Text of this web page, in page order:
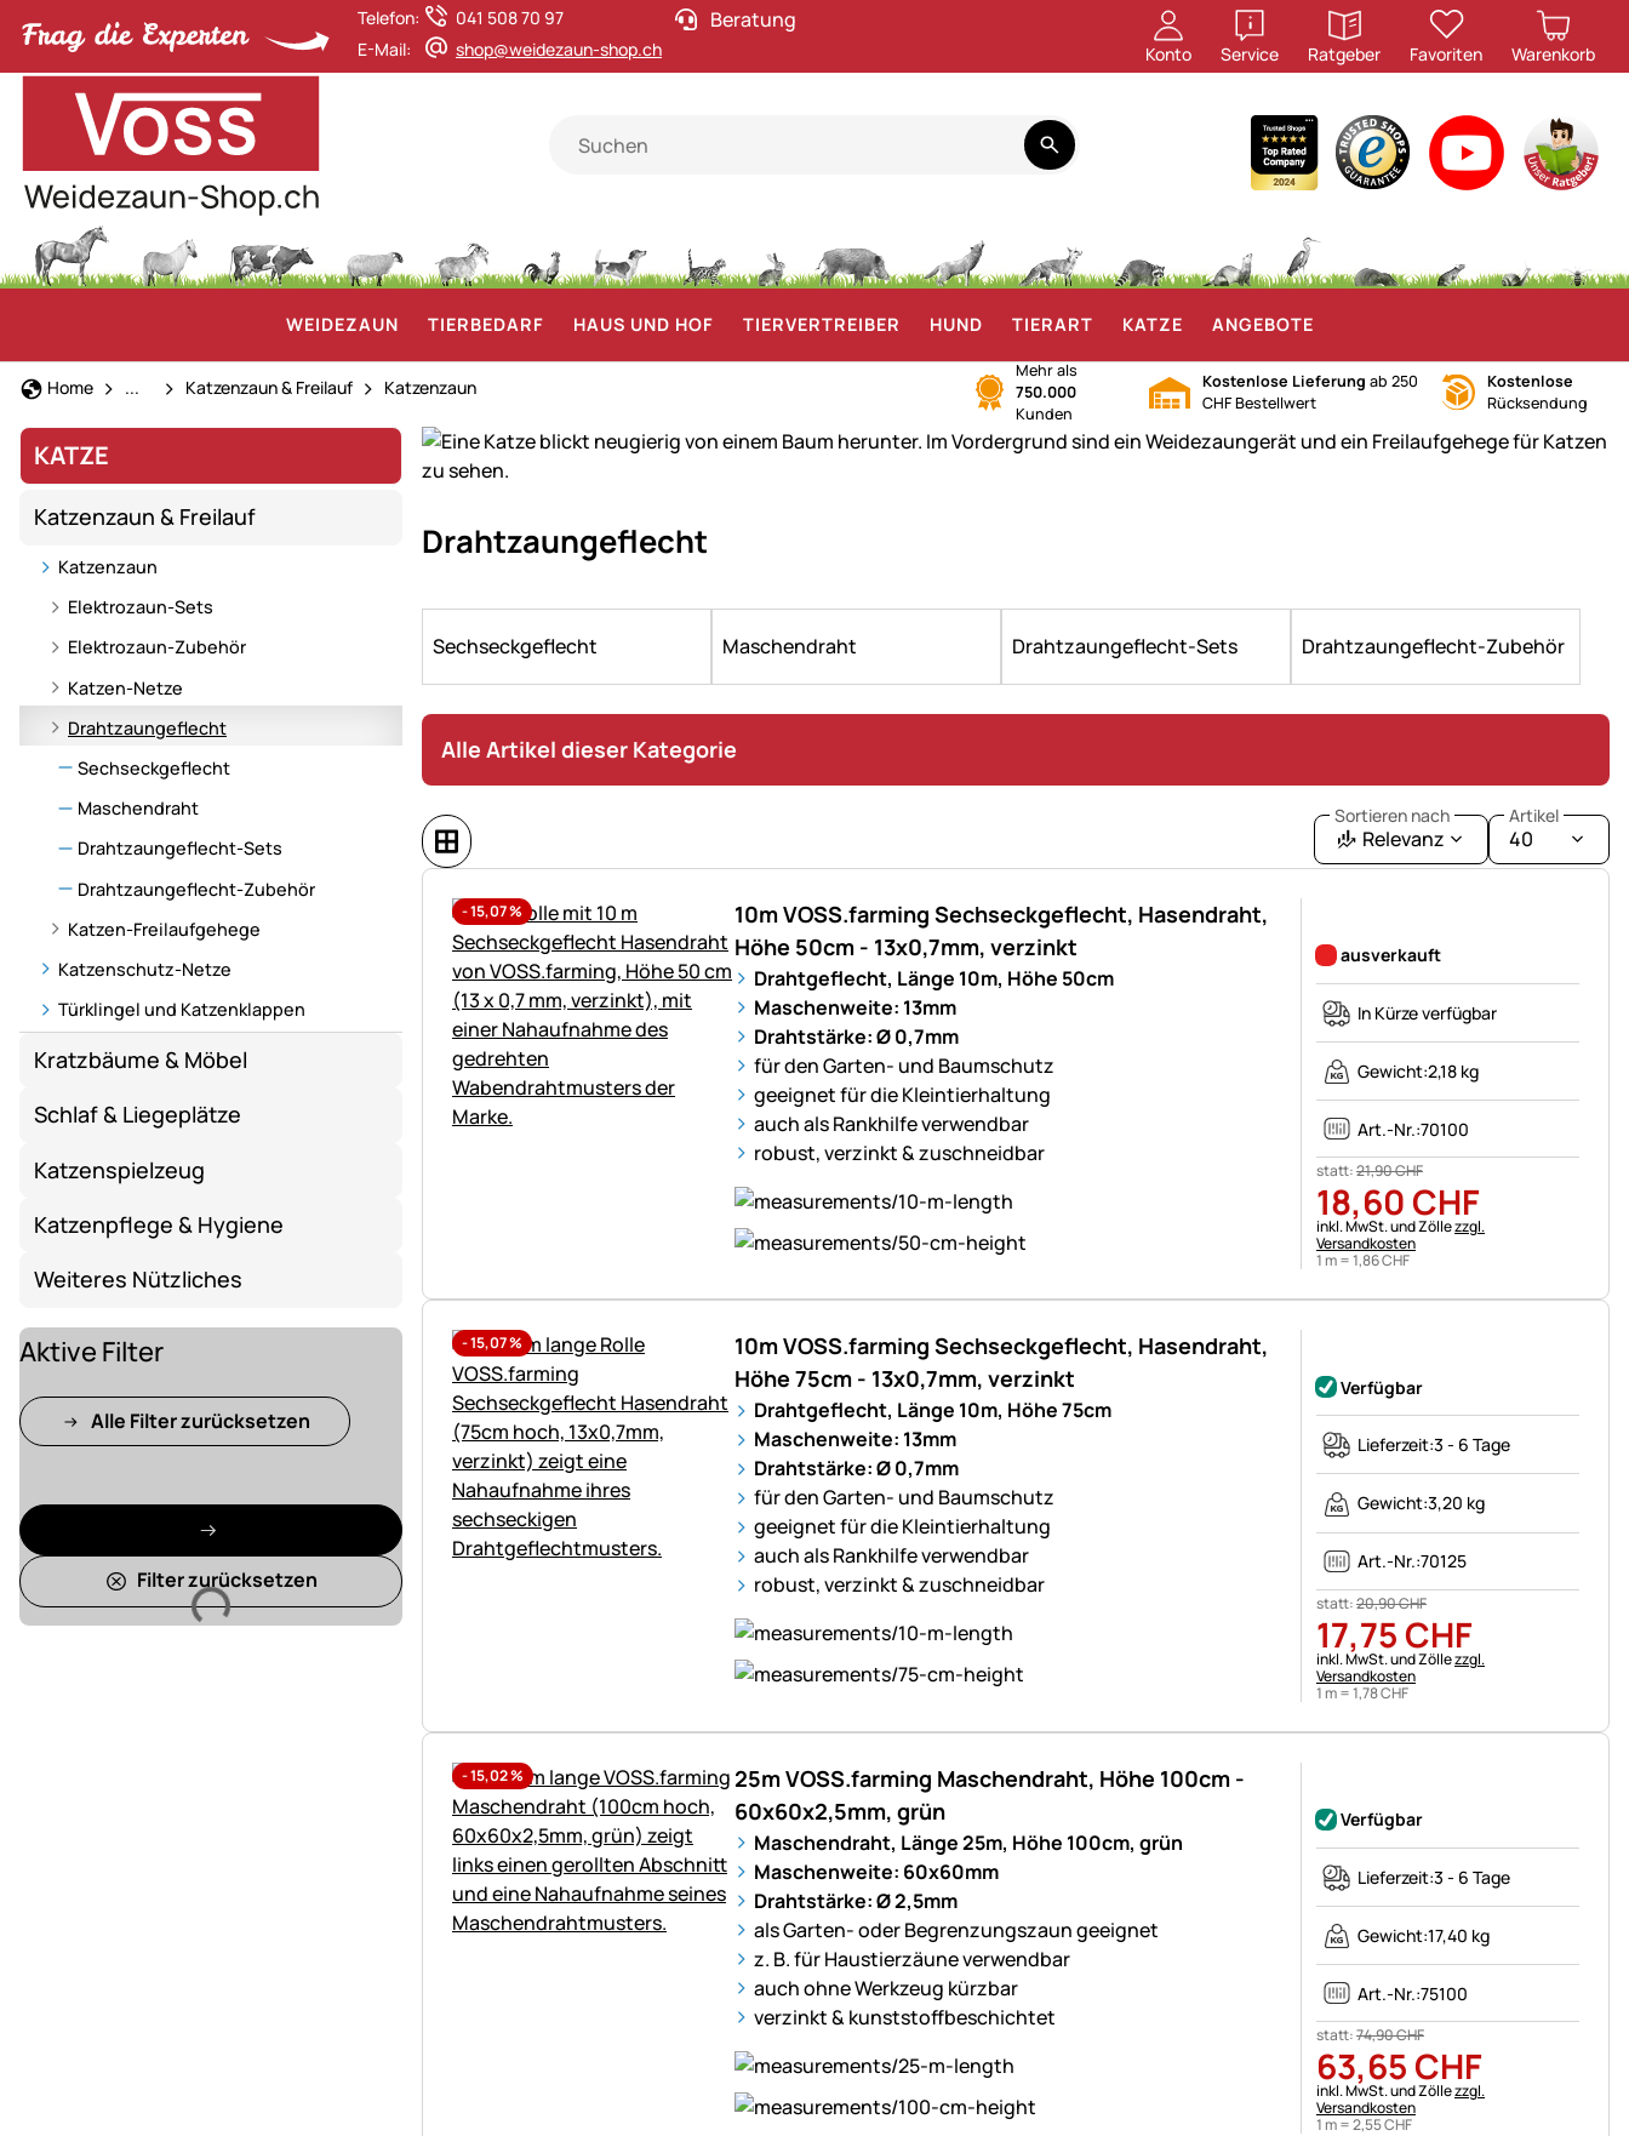
Telefon:
041 508 70 97
E-Mail:
shop@weidezaun-shop.ch
Beratung
Konto Service
öffnen
Ratgeber
öffnen
Favoriten Warenkorb
WEIDEZAUN TIERBEDARF HAUS UND HOF TIERVERTREIBER HUND TIERART KATZE ANGEBOTE
Home Katze
... Katzenzaun & Freilauf Katzenzaun
Mehr als
750.000
Kunden
Kostenlose Lieferung ab 250
CHF Bestellwert
Kostenlose
Rücksendung
KATZE
Katzenzaun & Freilauf
Katzenzaun
Elektrozaun-Sets
Elektrozaun-Zubehör
Katzen-Netze
Drahtzaungeflecht
Sechseckgeflecht
Maschendraht
Drahtzaungeflecht-Sets
Drahtzaungeflecht-Zubehör
Katzen-Freilaufgehege
Katzenschutz-Netze
Türklingel und Katzenklappen
Kratzbäume & Möbel
Schlaf & Liegeplätze
Katzenspielzeug
Katzenpflege & Hygiene
Weiteres Nützliches
Lädt
Aktive Filter
Alle Filter zurücksetzen
Filter zurücksetzen
Freigang
Katzen
mit
passenden
Zäunen,
Weidezaungeräten
und
Zubehör
für
ein
sicheres
Freilaufgehege.
Drahtzaungeflecht
Sechseckgeflecht Maschendraht Drahtzaungeflecht-Sets Drahtzaungeflecht-Zubehör
Alle Artikel dieser Kategorie
Sortieren nach
Relevanz
Artikel
40
-15,07%
10m VOSS.farming Sechseckgeflecht, Hasendraht,
Höhe 50cm - 13x0,7mm, verzinkt
Drahtgeflecht, Länge 10m, Höhe 50cm
Maschenweite: 13mm
Drahtstärke: Ø 0,7mm
für den Garten- und Baumschutz
geeignet für die Kleintierhaltung
auch als Rankhilfe verwendbar
robust, verzinkt & zuschneidbar
ausverkauft
In Kürze verfügbar
Gewicht:2,18 kg
Art.-Nr.:70100
statt:21,90CHF
18,60CHF
Steuerhinweis:
inkl. MwSt. und Zöllezzgl.
Versandkosten
1 m =1,86CHF
-15,07%
10m VOSS.farming Sechseckgeflecht, Hasendraht,
Höhe 75cm - 13x0,7mm, verzinkt
Drahtgeflecht, Länge 10m, Höhe 75cm
Maschenweite: 13mm
Drahtstärke: Ø 0,7mm
für den Garten- und Baumschutz
geeignet für die Kleintierhaltung
auch als Rankhilfe verwendbar
robust, verzinkt & zuschneidbar
Verfügbar
Lieferzeit:3 - 6 Tage
Gewicht:3,20 kg
Art.-Nr.:70125
statt:20,90CHF
17,75CHF
Steuerhinweis:
inkl. MwSt. und Zöllezzgl.
Versandkosten
1 m =1,78CHF
-15,02%
25m VOSS.farming Maschendraht, Höhe 100cm -
60x60x2,5mm, grün
Maschendraht, Länge 25m, Höhe 100cm, grün
Maschenweite: 60x60mm
Drahtstärke: Ø 2,5mm
als Garten- oder Begrenzungszaun geeignet
z. B. für Haustierzäune verwendbar
auch ohne Werkzeug kürzbar
verzinkt & kunststoffbeschichtet
Verfügbar
Lieferzeit:3 - 6 Tage
Gewicht:17,40 kg
Art.-Nr.:75100
statt:74,90CHF
63,65CHF
Steuerhinweis:
inkl. MwSt. und Zöllezzgl.
Versandkosten
1 m =2,55CHF